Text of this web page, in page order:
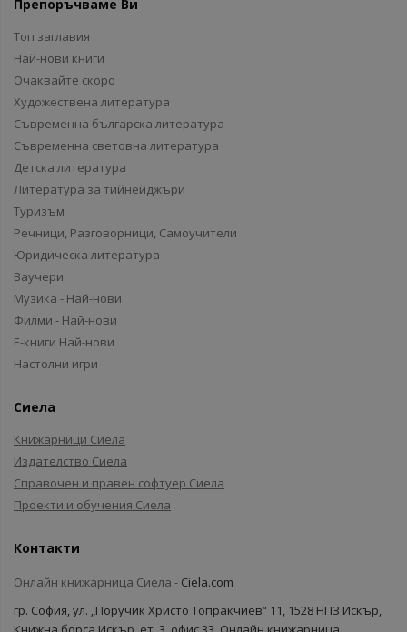
Препоръчваме Ви
Топ заглавия
Най-нови книги
Очаквайте скоро
Художествена литература
Съвременна българска литература
Съвременна световна литература
Детска литература
Литература за тийнейджъри
Туризъм
Речници, Разговорници, Самоучители
Юридическа литература
Ваучери
Музика - Най-нови
Филми - Най-нови
Е-книги Най-нови
Настолни игри
Сиела
Книжарници Сиела
Издателство Сиела
Справочен и правен софтуер Сиела
Проекти и обучения Сиела
Контакти
Онлайн книжарница Сиела - Ciela.com
гр. София, ул. „Поручик Христо Топракчиев“ 11, 1528 НПЗ Искър,